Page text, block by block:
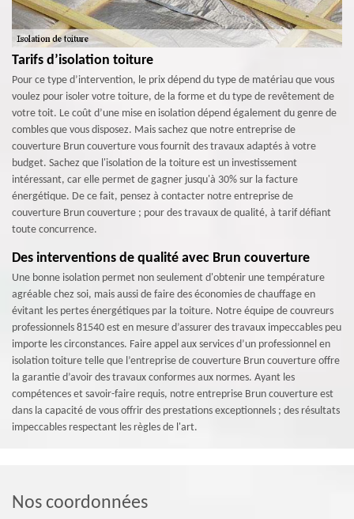
Tarifs d’isolation toiture
Pour ce type d’intervention, le prix dépend du type de matériau que vous
voulez pour isoler votre toiture, de la forme et du type de revêtement de
votre toit. Le coût d’une mise en isolation dépend également du genre de
combles que vous disposez. Mais sachez que notre entreprise de
couverture Brun couverture vous fournit des travaux adaptés à votre
budget. Sachez que l'isolation de la toiture est un investissement
intéressant, car elle permet de gagner jusqu'à 30% sur la facture
énergétique. De ce fait, pensez à contacter notre entreprise de
couverture Brun couverture ; pour des travaux de qualité, à tarif défiant
toute concurrence.
Des interventions de qualité avec Brun couverture
Une bonne isolation permet non seulement d'obtenir une température
agréable chez soi, mais aussi de faire des économies de chauffage en
évitant les pertes énergétiques par la toiture. Notre équipe de couvreurs
professionnels 81540 est en mesure d’assurer des travaux impeccables peu
importe les circonstances. Faire appel aux services d’un professionnel en
isolation toiture telle que l’entreprise de couverture Brun couverture offre
la garantie d’avoir des travaux conformes aux normes. Ayant les
compétences et savoir-faire requis, notre entreprise Brun couverture est
dans la capacité de vous offrir des prestations exceptionnels ; des résultats
impeccables respectant les règles de l'art.
Nos coordonnées